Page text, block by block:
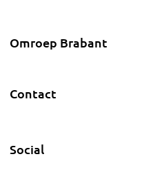
Omroep Brabant
Contact
Social